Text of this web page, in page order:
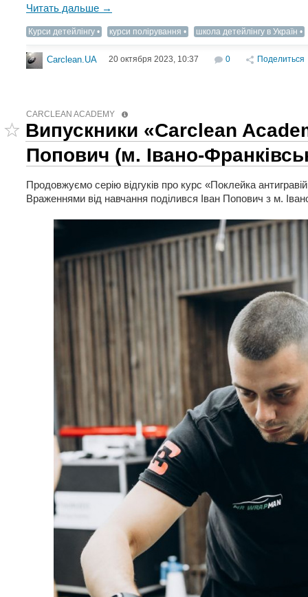
Читать дальше →
Курси детейлінгу курси полірування школа детейлінгу в Україн
Carclean.UA 20 октября 2023, 10:37 0 Поделиться
CARCLEAN ACADEMY
Випускники «Carclean
Попович (м. Івано-
Продовжуємо серію відгуків про курс «Поклейка
Враженнями від навчання поділився Іван Попович з м.